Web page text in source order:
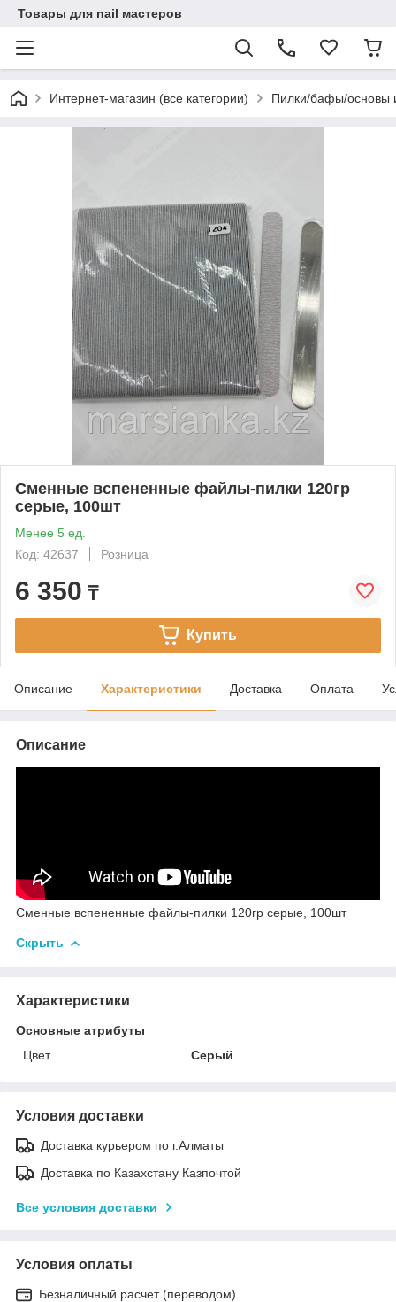
Товары для nail мастеров
Интернет-магазин (все категории) Пилки/бафы/
Сменные вспененные файлы-пилки 120гр
серые, 100шт
Менее 5 ед.
Код: 42637
Розница
6 350 ₸
Купить
Описание Характеристики Доставка Оплата
Описание
Сменные вспененные файлы-пилки 120гр серые, 100шт
Скрыть
Характеристики
Основные атрибуты
Цвет
Серый
Условия доставки
Доставка курьером по г.Алматы
Доставка по Казахстану Казпочтой
Все условия доставки
Условия оплаты
Безналичный расчет (переводом)